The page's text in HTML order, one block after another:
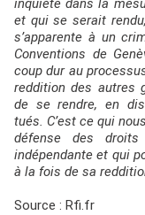
inquiète dans la
et qui se serait
s’apparente à un
Conventions de
coup dur au
reddition des autres
de se rendre, en
tués. C’est ce qui
défense des
indépendante et qui
à la fois de sa
Source : Rfi.fr